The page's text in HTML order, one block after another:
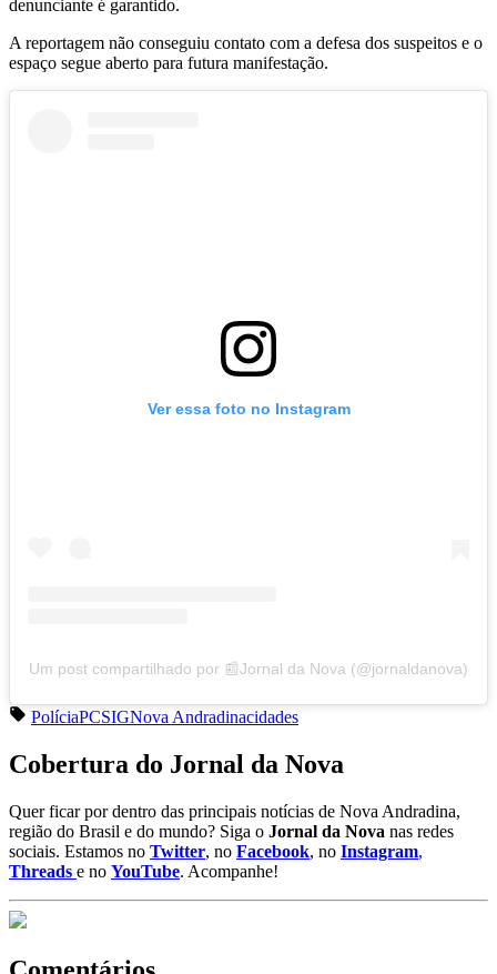
denunciante é garantido.
A reportagem não conseguiu contato com a defesa dos suspeitos e o
espaço segue aberto para futura manifestação.
Ver essa foto no Instagram
Um post compartilhado por 📰Jornal da Nova (@jornaldanova)
PolíciaPCSIGNova Andradinacidades
Cobertura do Jornal da Nova
Quer ficar por dentro das principais notícias de Nova Andradina,
região do Brasil e do mundo? Siga o Jornal da Nova nas redes
sociais. Estamos no Twitter, no Facebook, no Instagram,
Threads e no YouTube. Acompanhe!